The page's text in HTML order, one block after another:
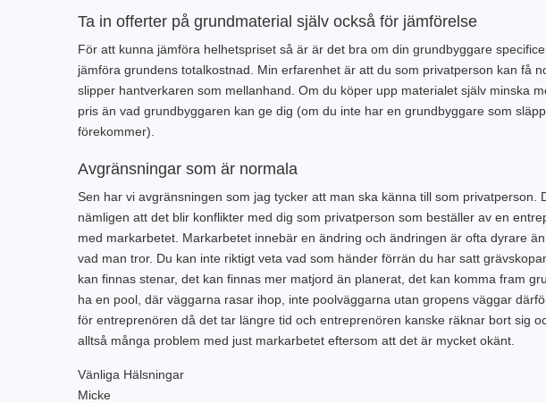
Ta in offerter på grundmaterial själv också för jämförelse
För att kunna jämföra helhetspriset så är är det bra om din grundbyggare
jämföra grundens totalkostnad. Min erfarenhet är att du som privatperson kan få
slipper hantverkaren som mellanhand. Om du köper upp materialet själv minska
pris än vad grundbyggaren kan ge dig (om du inte har en grundbyggare som
förekommer).
Avgränsningar som är normala
Sen har vi avgränsningen som jag tycker att man ska känna till som privatperson.
nämligen att det blir konflikter med dig som privatperson som beställer av en
med markarbetet. Markarbetet innebär en ändring och ändringen är ofta dyrare
vad man tror. Du kan inte riktigt veta vad som händer förrän du har satt
kan finnas stenar, det kan finnas mer matjord än planerat, det kan komma fram
ha en pool, där väggarna rasar ihop, inte poolväggarna utan gropens väggar
för entreprenören då det tar längre tid och entreprenören kanske räknar bort sig
alltså många problem med just markarbetet eftersom att det är mycket okänt.
Vänliga Hälsningar
Micke